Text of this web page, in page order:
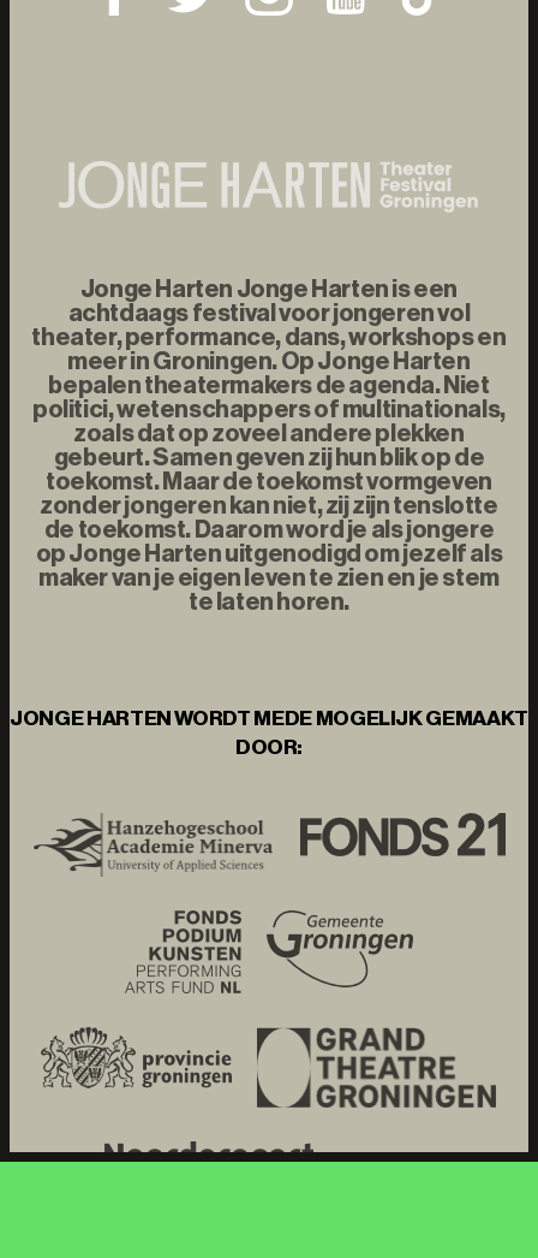
Jonge Harten Jonge Harten is een
achtdaags festival voor jongeren vol
theater, performance, dans, workshops en
meer in Groningen. Op Jonge Harten
bepalen theatermakers de agenda. Niet
politici, wetenschappers of multinationals,
zoals dat op zoveel andere plekken
gebeurt. Samen geven zij hun blik op de
toekomst. Maar de toekomst vormgeven
zonder jongeren kan niet, zij zijn tenslotte
de toekomst. Daarom word je als jongere
op Jonge Harten uitgenodigd om jezelf als
maker van je eigen leven te zien en je stem
te laten horen.
JONGE HARTEN WORDT MEDE MOGELIJK GEMAAKT
DOOR: